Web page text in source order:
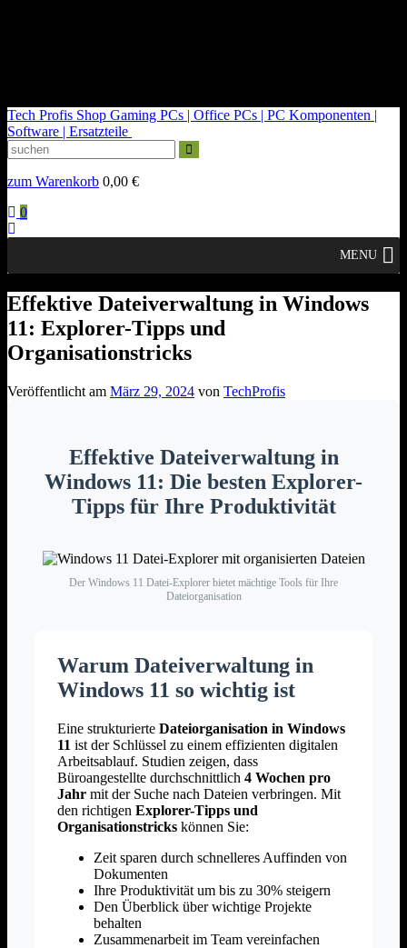
Tech Profis Shop Gaming PCs | Office PCs | PC Komponenten |
Software | Ersatzteile
zum Warenkorb 0,00 €
0
MENU
Effektive Dateiverwaltung in Windows
11: Explorer-Tipps und
Organisationstricks
Veröffentlicht am März 29, 2024 von TechProfis
Effektive Dateiverwaltung in
Windows 11: Die besten Explorer-
Tipps für Ihre Produktivität
Der Windows 11 Datei-Explorer bietet mächtige Tools für Ihre
Dateiorganisation
Warum Dateiverwaltung in
Windows 11 so wichtig ist
Eine strukturierte Dateiorganisation in Windows
11 ist der Schlüssel zu einem effizienten digitalen
Arbeitsablauf. Studien zeigen, dass
Büroangestellte durchschnittlich 4 Wochen pro
Jahr mit der Suche nach Dateien verbringen. Mit
den richtigen Explorer-Tipps und
Organisationstricks können Sie:
Zeit sparen durch schnelleres Auffinden von
Dokumenten
Ihre Produktivität um bis zu 30% steigern
Den Überblick über wichtige Projekte
behalten
Zusammenarbeit im Team vereinfachen